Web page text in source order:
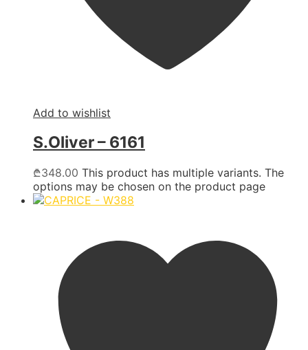
Add to wishlist
S.Oliver – 6161
₾348.00 This product has multiple variants. The
options may be chosen on the product page